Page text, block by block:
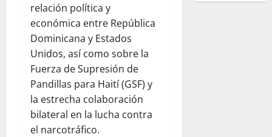
relación política y
económica entre República
Dominicana y Estados
Unidos, así como sobre la
Fuerza de Supresión de
Pandillas para Haití (GSF) y
la estrecha colaboración
bilateral en la lucha contra
el narcotráfico.